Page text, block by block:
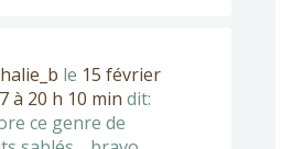
le 15 février
à 20 h 10 min dit:
ce genre de